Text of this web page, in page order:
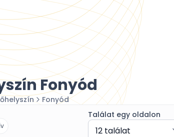
Fonyód
Fonyód
Találat egy oldalon
12 találat